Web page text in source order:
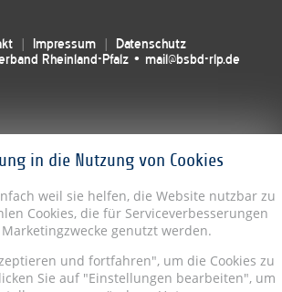
in die Nutzung von Cookies
weil sie helfen, die Website nutzbar zu
Cookies, die für Serviceverbesserungen
genutzt werden.
und fortfahren", um die Cookies zu
Sie auf "Einstellungen bearbeiten", um
Impressum
Datenschutz
Rheinland-Pfalz • mail@bsbd-rlp.de